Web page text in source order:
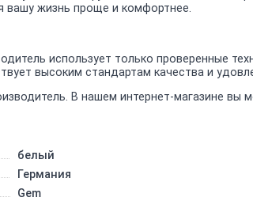
вашу жизнь проще и комфортнее.
использует только проверенные
высоким стандартам качества и
В нашем интернет-магазине вы
белый
Германия
Gem